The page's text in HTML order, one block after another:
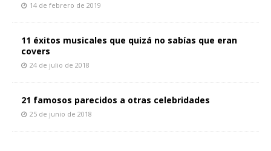
14 de febrero de 2019
11 éxitos musicales que quizá no sabías que eran
covers
24 de julio de 2018
21 famosos parecidos a otras celebridades
25 de junio de 2018